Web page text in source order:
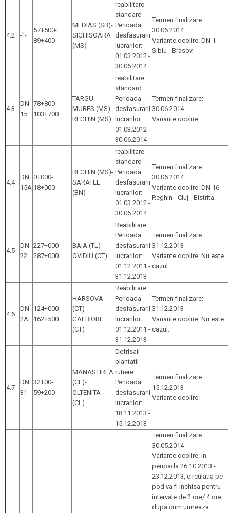
4.2 -"-
57+500-
89+400
MEDIAS (SB)-
SIGHISOARA
(MS)
reabilitare
standard
Perioada
desfasurarii
lucrarilor:
01.03.2012 -
30.06.2014
Termen finalizare:
30.06.2014
Variante ocolire: DN 1
Sibiu - Brasov.
4.3
DN
15
78+800-
103+700
TARGU
MURES (MS)-
REGHIN (MS)
reabilitare
standard
Perioada
desfasurarii
lucrarilor:
01.03.2012 -
30.06.2014
Termen finalizare:
30.06.2014
Variante ocolire:
4.4
DN
15A
0+000-
18+000
REGHIN (MS)-
SARATEL
(BN)
reabilitare
standard
Perioada
desfasurarii
lucrarilor:
01.03.2012 -
30.06.2014
Termen finalizare:
30.06.2014
Variante ocolire: DN 16
Reghin - Cluj - Bistrita.
4.5
DN
22
227+000-
287+000
BAIA (TL)-
OVIDIU (CT)
Reabilitare
Perioada
desfasurarii
lucrarilor:
01.12.2011 -
31.12.2013
Termen finalizare:
31.12.2013
Variante ocolire: Nu este
cazul.
4.6
DN
2A
124+000-
162+500
HARSOVA
(CT)-
GALBIORI
(CT)
Reabilitare
Perioada
desfasurarii
lucrarilor:
01.12.2011 -
31.12.2013
Termen finalizare:
31.12.2013
Variante ocolire: Nu este
cazul.
4.7
DN
31
32+00-
59+200
MANASTIREA
(CL)-
OLTENITA
(CL)
Defrisaii
plantatii
rutiere
Perioada
desfasurarii
lucrarilor:
18.11.2013 -
15.12.2013
Termen finalizare:
15.12.2013
Variante ocolire:
Termen finalizare:
30.05.2014
Variante ocolire: In
perioada 26.10.2013 -
23.12.2013, circulatia pe
pod va fi inchisa pentru
intervale de 2 ore/ 4 ore,
dupa cum urmeaza: